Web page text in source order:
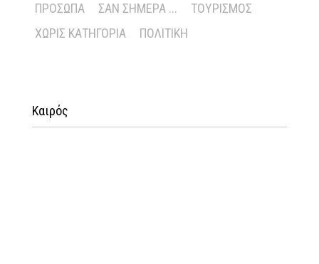
ΠΡΌΣΩΠΑ
ΣΑΝ ΣΉΜΕΡΑ ...
ΤΟΥΡΙΣΜΌΣ
ΧΩΡΊΣ ΚΑΤΗΓΟΡΊΑ
ΠΟΛΙΤΙΚΉ
Καιρός